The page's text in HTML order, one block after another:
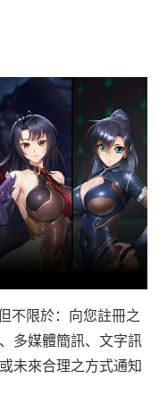
不限於：向您註冊之
多媒體簡訊、文字訊
未來合理之方式通知